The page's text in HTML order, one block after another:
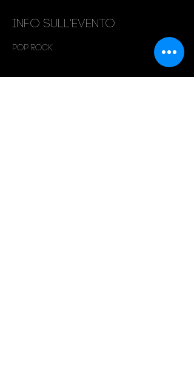
Info sull'evento
Pop Rock